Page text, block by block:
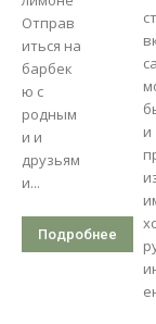
Отправ
иться на
барбек
ю с
родным
и и
друзьям
и...
Подробнее
и